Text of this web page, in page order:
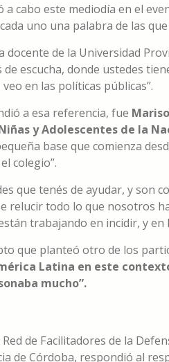
a cabo este mediodía en el
uno una palabra de las
docente de la Universidad
escucha, donde ustedes
en las políticas públicas”.
a esa referencia, fue
y Adolescentes de la
base que comienza
colegio”.
que tenés de ayudar, y son
relucir todo lo que nosotros
trabajando en incidir, y en
que planteó otro de los
Latina en este
mucho”.
de Facilitadores de la
de Córdoba, respondió al